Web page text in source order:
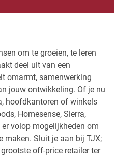
om te groeien, te leren
deel uit van een
omarmt, samenwerking
jouw ontwikkeling. Of je nu
hoofdkantoren of winkels
Homesense, Sierra,
volop mogelijkheden om
maken. Sluit je aan bij TJX;
off-price retailer ter